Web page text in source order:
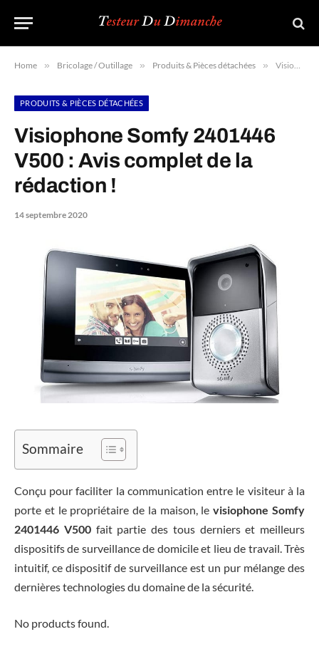
Home » Bricolage / Outillage » Produits & Pièces détachées » Visiophone Somfy 2401446 V500 : Avis complet de la rédaction !
PRODUITS & PIÈCES DÉTACHÉES
Visiophone Somfy 2401446
V500 : Avis complet de la
rédaction !
14 septembre 2020
Sommaire
Conçu pour faciliter la communication entre le visiteur à la
porte et le propriétaire de la maison, levisiophone Somfy
2401446 V500fait partie des tous derniers et meilleurs
dispositifs de surveillance de domicile et lieu de travail. Très
intuitif, ce dispositif de surveillance est un pur mélange des
dernières technologies du domaine de la sécurité.
No products found.